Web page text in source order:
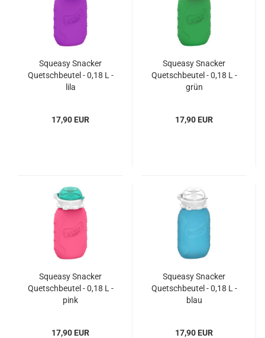
Squeasy Snacker
Quetschbeutel - 0,18 L -
lila
17,90 EUR
Squeasy Snacker
Quetschbeutel - 0,18 L -
grün
17,90 EUR
Squeasy Snacker
Quetschbeutel - 0,18 L -
pink
17,90 EUR
Squeasy Snacker
Quetschbeutel - 0,18 L -
blau
17,90 EUR